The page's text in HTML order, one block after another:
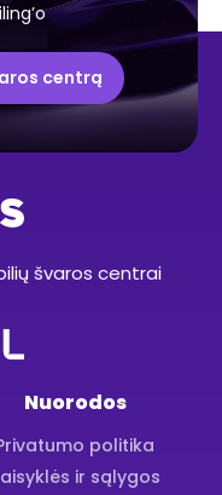
centrą
švaros centrai
Nuorodos
politika
ir sąlygos